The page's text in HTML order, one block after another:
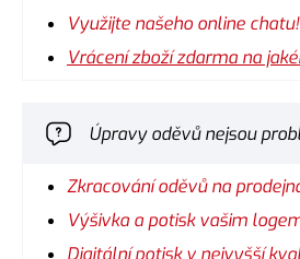
Využijte našeho online chatu!
Vrácení zboží zdarma na
Úpravy oděvů nejsou
Zkracování oděvů na
Výšivka a potisk vašim